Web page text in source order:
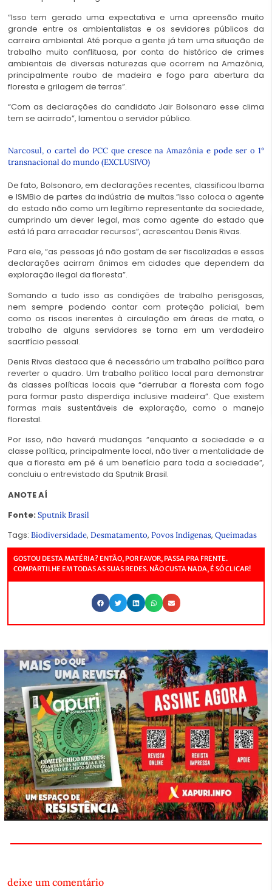
“Isso tem gerado uma expectativa e uma apreensão muito
grande entre os ambientalistas e os sevidores públicos da
carreira ambiental. Até porque a gente já tem uma situação de
trabalho muito conflituosa, por conta do histórico de crimes
ambientais de diversas naturezas que ocorrem na Amazônia,
principalmente roubo de madeira e fogo para abertura da
floresta e grilagem de terras”.
“Com as declarações do candidato Jair Bolsonaro esse clima
tem se acirrado”, lamentou o servidor público.
Narcosul, o cartel do PCC que cresce na Amazônia e pode ser o 1°
transnacional do mundo (EXCLUSIVO)
De fato, Bolsonaro, em declarações recentes, classificou Ibama
e ISMBio de partes da indústria de multas.”Isso coloca o agente
do estado não como um legítimo representante da sociedade,
cumprindo um dever legal, mas como agente do estado que
está lá para arrecadar recursos”, acrescentou Denis Rivas.
Para ele, “as pessoas já não gostam de ser fiscalizadas e essas
declarações acirram ânimos em cidades que dependem da
exploração ilegal da floresta”.
Somando a tudo isso as condições de trabalho perisgosas,
nem sempre podendo contar com proteção policial, bem
como os riscos inerentes à circulação em áreas de mata, o
trabalho de alguns servidores se torna em um verdadeiro
sacrifício pessoal.
Denis Rivas destaca que é necessário um trabalho político para
reverter o quadro. Um trabalho político local para demonstrar
às classes políticas locais que “derrubar a floresta com fogo
para formar pasto disperdiça inclusive madeira”. Que existem
formas mais sustentáveis de exploração, como o manejo
florestal.
Por isso, não haverá mudanças “enquanto a sociedade e a
classe política, principalmente local, não tiver a mentalidade de
que a floresta em pé é um benefício para toda a sociedade”,
concluiu o entrevistado da Sputnik Brasil.
ANOTE AÍ
Fonte: Sputnik Brasil
Tags: Biodiversidade, Desmatamento, Povos Indígenas, Queimadas
GOSTOU DESTA MATÉRIA? ENTÃO, POR FAVOR, PASSA PRA FRENTE.
COMPARTILHE EM TODAS AS SUAS REDES. NÃO CUSTA NADA, É SÓ CLICAR!
deixe um comentário